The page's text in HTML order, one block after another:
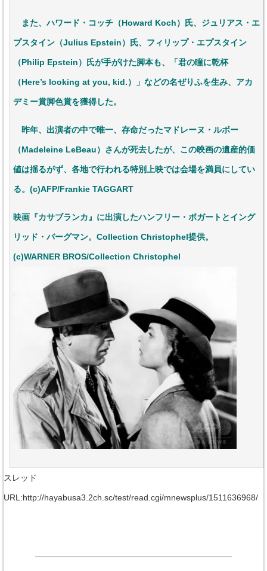
また、ハワード・コッチ（Howard Koch）氏、ジュリアス・エ
プスタイン（Julius Epstein）氏、フィリップ・エプスタイン
（Philip Epstein）氏が手がけた脚本も、「君の瞳に乾杯
（Here’s looking at you, kid.）」などの名ぜりふを生み、アカ
デミー賞脚色賞を獲得した。
昨年、出演者の中で唯一、存命だったマドレーヌ・ルボー
（Madeleine LeBeau）さんが死去したが、この映画の遺産的価
値は揺るがず、各地で行われる特別上映では会場を満員にしてい
る。(c)AFP/Frankie TAGGART
映画『カサブランカ』に出演したハンフリー・ボガートとイング
リッド・バーグマン。Collection Christophel提供。
(c)WARNER BROS/Collection Christophel
スレッド
URL:http://hayabusa3.2ch.sc/test/read.cgi/mnewsplus/1511636968/